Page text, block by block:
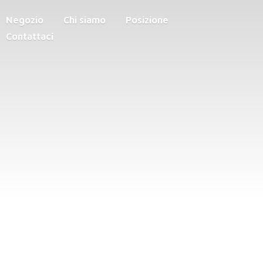
Negozio Chi siamo
Posizione
Contattaci